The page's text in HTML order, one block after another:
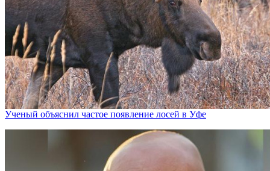
Ученый объяснил частое появление лосей в Уфе